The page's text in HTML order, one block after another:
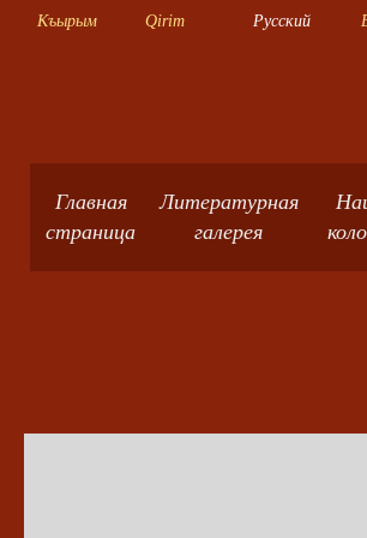
Къырым Qirim Русский
Главная
страница
Литературная
галерея